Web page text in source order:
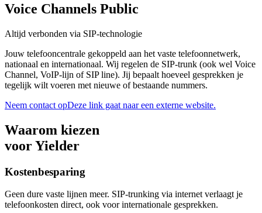
Voice Channels Public
Altijd verbonden via SIP-technologie
Jouw telefooncentrale gekoppeld aan het vaste telefoonnetwerk,
nationaal en internationaal. Wij regelen de SIP-trunk (ook wel Voice
Channel, VoIP-lijn of SIP line). Jij bepaalt hoeveel gesprekken je
tegelijk wilt voeren met nieuwe of bestaande nummers.
Neem contact opDeze link gaat naar een externe website.
Waarom kiezen
voor Yielder
Kostenbesparing
Geen dure vaste lijnen meer. SIP-trunking via internet verlaagt je
telefoonkosten direct, ook voor internationale gesprekken.